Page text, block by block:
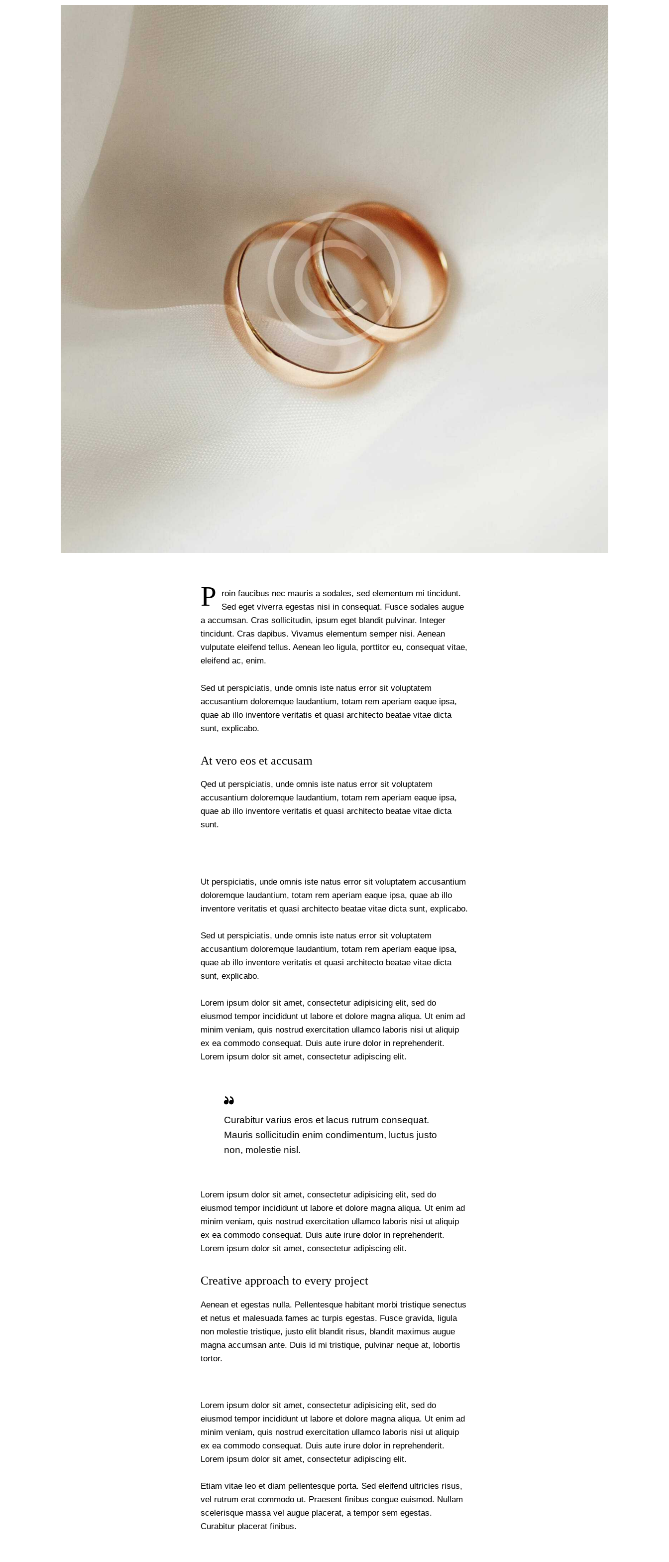
P
roin faucibus nec mauris a sodales, sed elementum mi tincidunt.
Sed eget viverra egestas nisi in consequat. Fusce sodales augue
a accumsan. Cras sollicitudin, ipsum eget blandit pulvinar. Integer
tincidunt. Cras dapibus. Vivamus elementum semper nisi. Aenean
vulputate eleifend tellus. Aenean leo ligula, porttitor eu, consequat vitae,
eleifend ac, enim.
Sed ut perspiciatis, unde omnis iste natus error sit voluptatem
accusantium doloremque laudantium, totam rem aperiam eaque ipsa,
quae ab illo inventore veritatis et quasi architecto beatae vitae dicta
sunt, explicabo.
At vero eos et accusam
Qed ut perspiciatis, unde omnis iste natus error sit voluptatem
accusantium doloremque laudantium, totam rem aperiam eaque ipsa,
quae ab illo inventore veritatis et quasi architecto beatae vitae dicta
sunt.
Ut perspiciatis, unde omnis iste natus error sit voluptatem accusantium
doloremque laudantium, totam rem aperiam eaque ipsa, quae ab illo
inventore veritatis et quasi architecto beatae vitae dicta sunt, explicabo.
Sed ut perspiciatis, unde omnis iste natus error sit voluptatem
accusantium doloremque laudantium, totam rem aperiam eaque ipsa,
quae ab illo inventore veritatis et quasi architecto beatae vitae dicta
sunt, explicabo.
Lorem ipsum dolor sit amet, consectetur adipisicing elit, sed do
eiusmod tempor incididunt ut labore et dolore magna aliqua. Ut enim ad
minim veniam, quis nostrud exercitation ullamco laboris nisi ut aliquip
ex ea commodo consequat. Duis aute irure dolor in reprehenderit.
Lorem ipsum dolor sit amet, consectetur adipiscing elit.
Curabitur varius eros et lacus rutrum consequat.
Mauris sollicitudin enim condimentum, luctus justo
non, molestie nisl.
Lorem ipsum dolor sit amet, consectetur adipisicing elit, sed do
eiusmod tempor incididunt ut labore et dolore magna aliqua. Ut enim ad
minim veniam, quis nostrud exercitation ullamco laboris nisi ut aliquip
ex ea commodo consequat. Duis aute irure dolor in reprehenderit.
Lorem ipsum dolor sit amet, consectetur adipiscing elit.
Creative approach to every project
Aenean et egestas nulla. Pellentesque habitant morbi tristique senectus
et netus et malesuada fames ac turpis egestas. Fusce gravida, ligula
non molestie tristique, justo elit blandit risus, blandit maximus augue
magna accumsan ante. Duis id mi tristique, pulvinar neque at, lobortis
tortor.
Lorem ipsum dolor sit amet, consectetur adipisicing elit, sed do
eiusmod tempor incididunt ut labore et dolore magna aliqua. Ut enim ad
minim veniam, quis nostrud exercitation ullamco laboris nisi ut aliquip
ex ea commodo consequat. Duis aute irure dolor in reprehenderit.
Lorem ipsum dolor sit amet, consectetur adipiscing elit.
Etiam vitae leo et diam pellentesque porta. Sed eleifend ultricies risus,
vel rutrum erat commodo ut. Praesent finibus congue euismod. Nullam
scelerisque massa vel augue placerat, a tempor sem egestas.
Curabitur placerat finibus.